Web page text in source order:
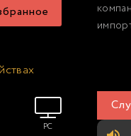
PC